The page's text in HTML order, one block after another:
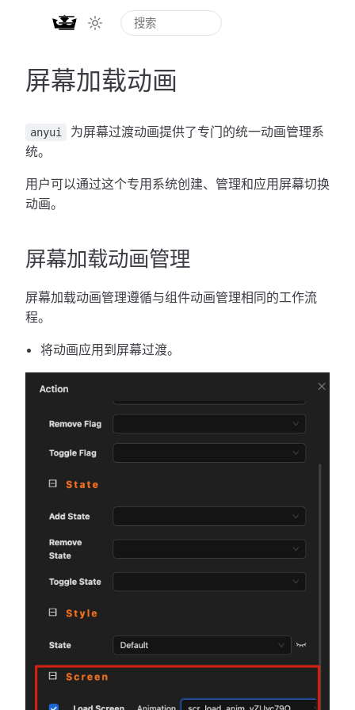
屏幕加载动画
anyui
为屏幕过渡动画提供了专门的统一动画管理系
统。
用户可以通过这个专用系统创建、管理和应用屏幕切换
动画。
屏幕加载动画管理
屏幕加载动画管理遵循与组件动画管理相同的工作流
程。
将动画应用到屏幕过渡。